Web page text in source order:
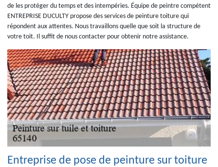
de les protéger du temps et des intempéries. Équipe de peintre compétent
ENTREPRISE DUCULTY propose des services de peinture toiture qui
répondent aux attentes. Nous travaillons quelle que soit la structure de
votre toit. Il suffit de nous contacter pour obtenir notre assistance.
Entreprise de pose de peinture sur toiture